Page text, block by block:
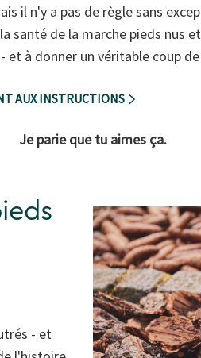
il n'y a pas de règle sans
santé de la marche pieds nus
et à donner un véritable coup
AUX INSTRUCTIONS
Je parie que tu aimes ça.
- et